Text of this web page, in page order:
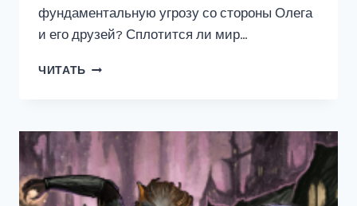
фундаментальную угрозу со стороны Олега
и его друзей? Сплотится ли мир…
ЧИТАТЬ ВИАШЕРОН
ТОМ
I